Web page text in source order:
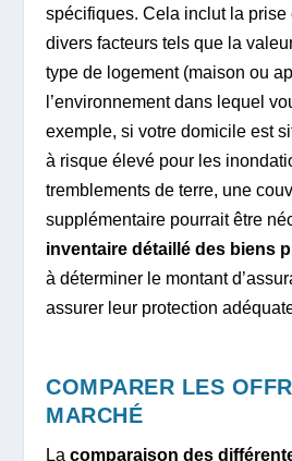
spécifiques. Cela inclut la prise
divers facteurs tels que la
type de logement (maison ou
l’environnement dans lequel
exemple, si votre domicile est
à risque élevé pour les
tremblements de terre, une
supplémentaire pourrait être
inventaire détaillé des biens
à déterminer le montant
assurer leur protection
COMPARER LES
MARCHÉ
Lacomparaison des